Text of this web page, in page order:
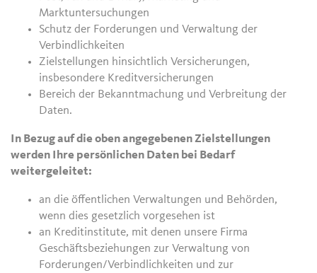
Marktuntersuchungen
Schutz der Forderungen und Verwaltung der
Verbindlichkeiten
Zielstellungen hinsichtlich Versicherungen,
insbesondere Kreditversicherungen
Bereich der Bekanntmachung und Verbreitung der
Daten.
In Bezug auf die oben angegebenen Zielstellungen
werden Ihre persönlichen Daten bei Bedarf
weitergeleitet:
an die öffentlichen Verwaltungen und Behörden,
wenn dies gesetzlich vorgesehen ist
an Kreditinstitute, mit denen unsere Firma
Geschäftsbeziehungen zur Verwaltung von
Forderungen/Verbindlichkeiten und zur